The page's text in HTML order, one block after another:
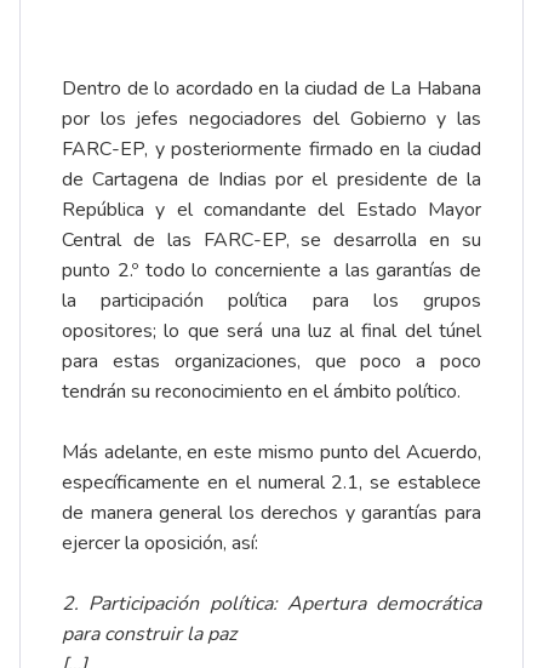
Dentro de lo acordado en la ciudad de La Habana
por los jefes negociadores del Gobierno y las
FARC-EP, y posteriormente firmado en la ciudad
de Cartagena de Indias por el presidente de la
República y el comandante del Estado Mayor
Central de las FARC-EP, se desarrolla en su
punto 2.º todo lo concerniente a las garantías de
la participación política para los grupos
opositores; lo que será una luz al final del túnel
para estas organizaciones, que poco a poco
tendrán su reconocimiento en el ámbito político.
Más adelante, en este mismo punto del Acuerdo,
específicamente en el numeral 2.1, se establece
de manera general los derechos y garantías para
ejercer la oposición, así:
2. Participación política: Apertura democrática
para construir la paz